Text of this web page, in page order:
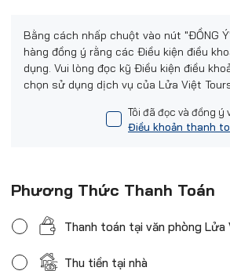
Bằng cách nhấp chuột vào nút "ĐỒNG
hàng đồng ý rằng các Điều kiện điều
dụng. Vui lòng đọc kỹ Điều kiện điều
chọn sử dụng dịch vụ của Lửa Việt
Tôi đã đọc và đồng ý
Điều khoản thanh
Phương Thức Thanh Toán
Thanh toán tại văn phòng Lửa
Thu tiền tại nhà